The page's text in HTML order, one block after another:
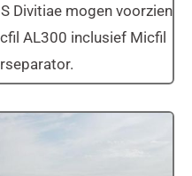
Divitiae mogen voorzien
AL300 inclusief Micfil